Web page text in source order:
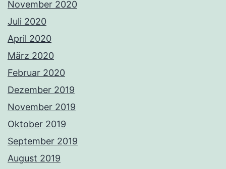
November 2020
Juli 2020
April 2020
März 2020
Februar 2020
Dezember 2019
November 2019
Oktober 2019
September 2019
August 2019